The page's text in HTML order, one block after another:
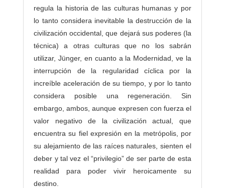
regula la historia de las culturas humanas y por
lo tanto considera inevitable la destrucción de la
civilización occidental, que dejará sus poderes (la
técnica) a otras culturas que no los sabrán
utilizar, Jünger, en cuanto a la Modernidad, ve la
interrupción de la regularidad cíclica por la
increíble aceleración de su tiempo, y por lo tanto
considera posible una regeneración. Sin
embargo, ambos, aunque expresen con fuerza el
valor negativo de la civilización actual, que
encuentra su fiel expresión en la metrópolis, por
su alejamiento de las raíces naturales, sienten el
deber y tal vez el “privilegio” de ser parte de esta
realidad para poder vivir heroicamente su
destino.